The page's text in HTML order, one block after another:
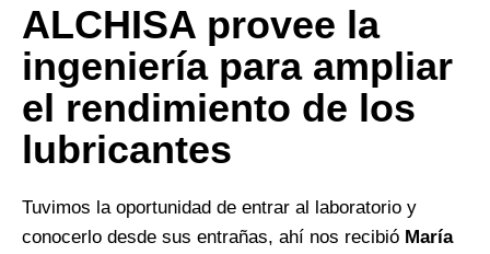
ALCHISA provee la
ingeniería para ampliar
el rendimiento de los
lubricantes
Tuvimos la oportunidad de entrar al laboratorio y
conocerlo desde sus entrañas, ahí nos recibió María